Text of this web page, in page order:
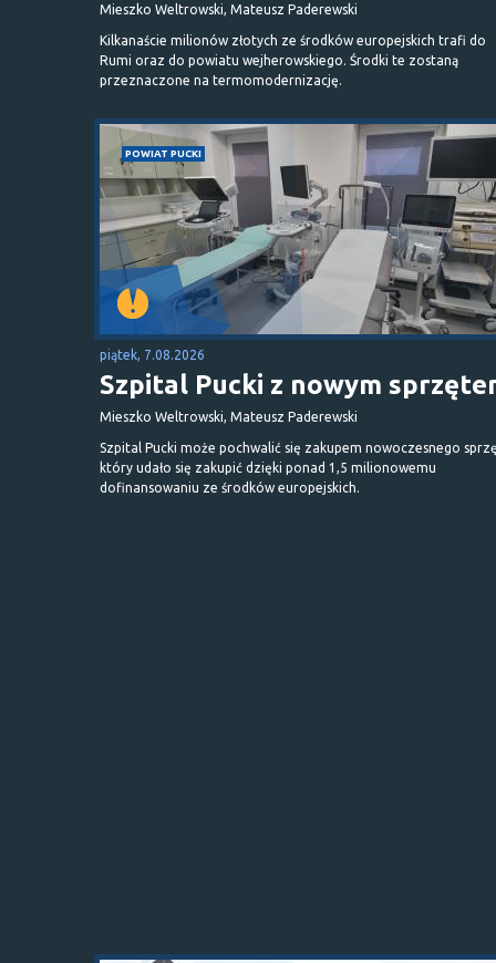
Mieszko Weltrowski, Mateusz Paderewski
Kilkanaście milionów złotych ze środków europejskich trafi do
Rumi oraz do powiatu wejherowskiego. Środki te zostaną
przeznaczone na termomodernizację.
POWIAT PUCKI
piątek, 7.08.2026
Szpital Pucki z nowym
Mieszko Weltrowski, Mateusz Paderewski
Szpital Pucki może pochwalić się zakupem nowoczesnego
który udało się zakupić dzięki ponad 1,5 milionowemu
dofinansowaniu ze środków europejskich.